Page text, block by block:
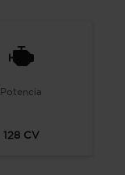
Potencia
128CV